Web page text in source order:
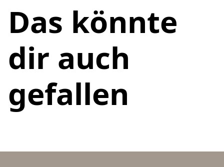
Das könnte
dir auch
gefallen